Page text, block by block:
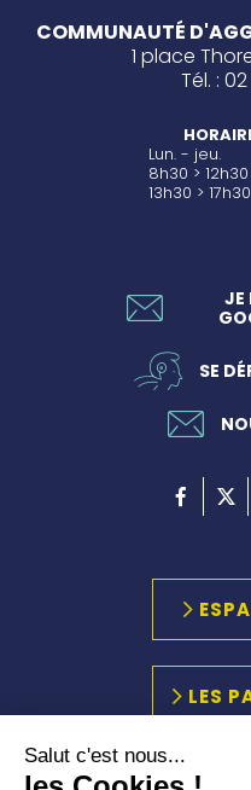
Salut c'est nous...
COMMUNAUTÉ
1 place
Tél. :
Lun. - jeu.
8h30 > 12h30
13h30 > 17h30
JE
SE
LES